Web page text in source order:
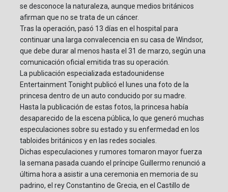
se desconoce la naturaleza, aunque medios británicos
afirman que no se trata de un cáncer.
Tras la operación, pasó 13 días en el hospital para
continuar una larga convalecencia en su casa de Windsor,
que debe durar al menos hasta el 31 de marzo, según una
comunicación oficial emitida tras su operación.
La publicación especializada estadounidense
Entertainment Tonight publicó el lunes una foto de la
princesa dentro de un auto conducido por su madre.
Hasta la publicación de estas fotos, la princesa había
desaparecido de la escena pública, lo que generó muchas
especulaciones sobre su estado y su enfermedad en los
tabloides británicos y en las redes sociales.
Dichas especulaciones y rumores tomaron mayor fuerza
la semana pasada cuando el príncipe Guillermo renunció a
última hora a asistir a una ceremonia en memoria de su
padrino, el rey Constantino de Grecia, en el Castillo de